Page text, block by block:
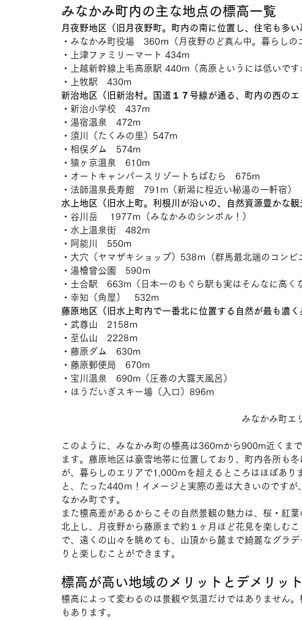
みなかみ町内の主な地点の標高一覧
月夜野地区（旧月夜野町。町内の南に位置し、住宅も多い
・みなかみ町役場　360ｍ（月夜野のど真ん中。暮らしの
・上津ファミリーマート 434m
・上越新幹線上毛高原駅 440m（高原というには低いです
・上牧駅　430m
新治地区（旧新治村。国道１７号線が通る、町内の西の
・新治小学校　437m
・湯宿温泉　472m
・須川（たくみの里）547m
・相俣ダム　574m
・猿ヶ京温泉　610m
・オートキャンパースリゾートちばむら　675m
・法師温泉長寿館　791m（新潟に程近い秘湯の一軒宿）
水上地区（旧水上町。利根川が沿いの、自然資源豊かな
・谷川岳 　1977ｍ（みなかみのシンボル！）
・水上温泉街　482m
・阿能川　550m
・大穴（ヤマザキショップ）538ｍ（群馬最北端のコンビ
・湯檜曾公園　590ｍ
・土合駅　663m（日本一のもぐら駅も実はそんなに高く
・幸知（角屋）　532m
藤原地区（旧水上町内で一番北に位置する自然が最も濃
・武尊山　2158ｍ
・至仏山　2228ｍ
・藤原ダム　630m
・藤原郵便局　670m
・宝川温泉　690m（圧巻の大露天風呂）
・ほうだいぎスキー場（入口）896m
みなかみ町エ
このように、みなかみ町の標高は360mから900m近くま
ます。藤原地区は豪雪地帯に位置しており、町内各所も
が、暮らしのエリアで1,000ｍを超えるところはほぼあ
と、たった440ｍ！イメージと実際の差は大きいのです
なかみ町です。
また標高差があるからこその自然景観の魅力は、桜・紅
北上し、月夜野から藤原まで約１ヶ月ほど花見を楽しむ
で、遠くの山々を眺めても、山頂から麓まで綺麗なグラ
りと楽しむことができます。
標高が高い地域のメリットとデメリット
標高によって変わるのは景観や気温だけではありません
もあります。